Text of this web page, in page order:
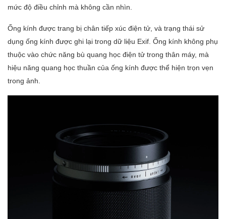
mức độ điều chỉnh mà không cần nhìn.
Ống kính được trang bị chân tiếp xúc điện tử, và trạng thái sử
dụng ống kính được ghi lại trong dữ liệu Exif. Ống kính không phụ
thuộc vào chức năng bù quang học điện tử trong thân máy, mà
hiệu năng quang học thuần của ống kính được thể hiện trọn vẹn
trong ảnh.